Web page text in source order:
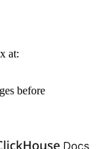
at:
before